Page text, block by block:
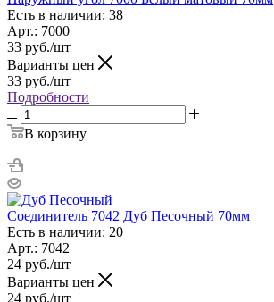
Есть в наличии: 38
Арт.: 7000
33 руб./шт
Варианты цен
33 руб./шт
Подробности
В корзину
Соединитель 7042 Дуб Песочный 70мм
Есть в наличии: 20
Арт.: 7042
24 руб./шт
Варианты цен
24 руб./шт